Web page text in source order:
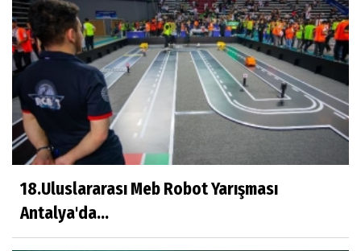
18.Uluslararası Meb Robot Yarışması
Antalya'da...